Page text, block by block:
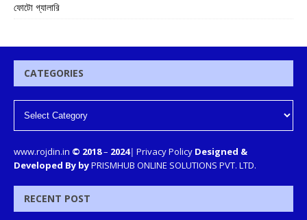
ফোটো গ্যালারি
CATEGORIES
www.rojdin.in © 2018– 2024| Privacy Policy Designed &
Developed By byPRISMHUB ONLINE SOLUTIONS PVT. LTD.
RECENT POST